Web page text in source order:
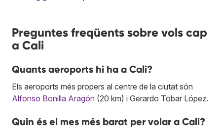
Preguntes freqüents sobre vols cap
a Cali
Quants aeroports hi ha a Cali?
Els aeroports més propers al centre de la ciutat són
Alfonso Bonilla Aragón (20 km) i Gerardo Tobar López.
Quin és el mes més barat per volar a Cali?